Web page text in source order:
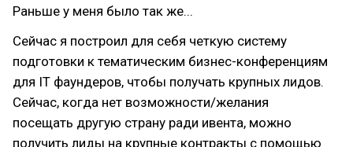
Раньше у меня было так же...
Сейчас я построил для себя четкую систему
подготовки к тематическим бизнес-конференциям
для IT фаундеров, чтобы получать крупных лидов.
Сейчас, когда нет возможности/желания
посещать другую страну ради ивента, можно
получить лиды на крупные контракты с помощью